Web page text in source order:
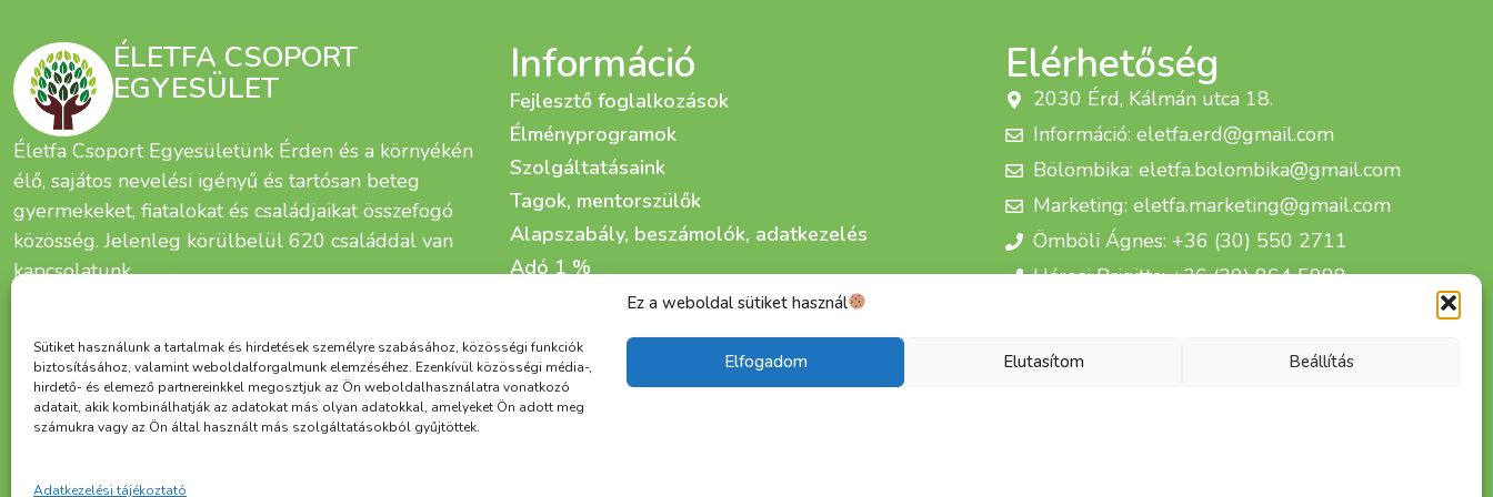
Ez a weboldal sütiket használ
Sütiket használunk a tartalmak és hirdetések személyre szabásához, közösségi funkciók
biztosításához, valamint weboldalforgalmunk elemzéséhez. Ezenkívül közösségi média-,
hirdető- és elemező partnereinkkel megosztjuk az Ön weboldalhasználatra vonatkozó
adatait, akik kombinálhatják az adatokat más olyan adatokkal, amelyeket Ön adott meg
számukra vagy az Ön által használt más szolgáltatásokból gyűjtöttek.
Elfogadom Elutasítom Beállítás
Adatkezelési tájékoztató
ÉLETFA CSOPORT
EGYESÜLET
Életfa Csoport Egyesületünk Érden és a környékén
élő, sajátos nevelési igényű és tartósan beteg
gyermekeket, fiatalokat és családjaikat összefogó
közösség. Jelenleg körülbelül 620 családdal van
kapcsolatunk.
Információ
Fejlesztő foglalkozások
Élményprogramok
Szolgáltatásaink
Tagok, mentorszülők
Alapszabály, beszámolók, adatkezelés
Adó 1 %
Adománygyűjtő kampányaink
Életfa Fejlesztő és Gondozó Központ kialakítása
Elérhetőség
2030 Érd, Kálmán utca 18.
Információ: eletfa.erd@gmail.com
Bölömbika: eletfa.bolombika@gmail.com
Marketing: eletfa.marketing@gmail.com
Ömböli Ágnes: +36 (30) 550 2711
Hárosi Brigitta: +36 (30) 864 5988